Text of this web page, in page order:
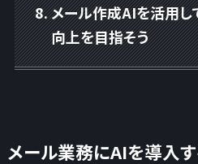
メール作成AIを活用
向上を目指そう
メール業務にAIを導入